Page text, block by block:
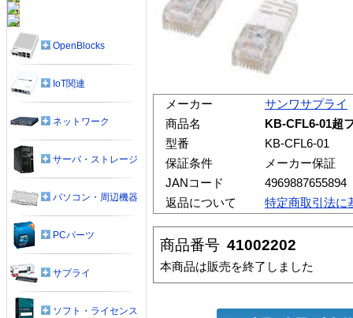
メーカー
サンワサプライ
商品名
KB-CFL6-01超
型番
KB-CFL6-01
保証条件
メーカー保証
JANコード
4969887655894
返品について
特定商取引法に
商品番号 41002202
本商品は販売を終了しました
OpenBlocks
IoT関連
ネットワーク
サーバ・ストレージ
パソコン・周辺機器
PCパーツ
サプライ
ソフト・ライセンス